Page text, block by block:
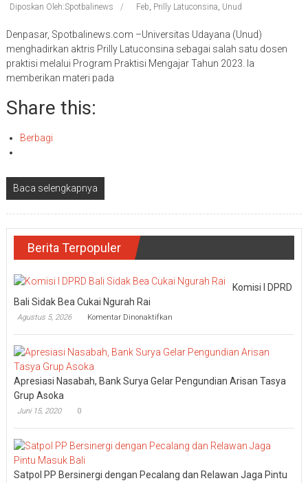
Diposkan Oleh:Spotbalinews Feb, Prilly Latuconsina, Unud
Denpasar, Spotbalinews.com –Universitas Udayana (Unud)
menghadirkan aktris Prilly Latuconsina sebagai salah satu dosen
praktisi melalui Program Praktisi Mengajar Tahun 2023. Ia
memberikan materi pada
Share this:
Berbagi
Baca selengkapnya
Berita Terpopuler
Komisi I DPRD
Bali Sidak Bea Cukai Ngurah Rai
Agustus 5, 2026 Komentar Dinonaktifkanpada
I
DPRD
Bali
Bea
Apresiasi Nasabah, Bank Surya Gelar Pengundian Arisan Tasya
Grup Asoka
Juni 15, 2020 0
Satpol PP Bersinergi dengan Pecalang dan Relawan Jaga Pintu